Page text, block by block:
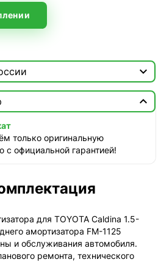


только оригинальную
с официальной гарантией!
для TOYOTA Caldina 1.5-
амортизатора FM-1125
и обслуживания автомобиля.
ремонта, технического